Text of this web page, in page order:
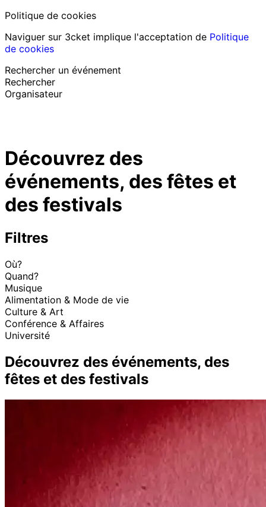
Politique de cookies
Naviguer sur 3cket implique l'acceptation de Politique
de cookies
Rechercher un événement
Rechercher
Organisateur
Assistance au participantJ’ai perdu mon billet
LoginPromouvoir événement
Découvrez des
événements, des fêtes et
des festivals
Filtres
Où?
Quand?
Musique
Alimentation & Mode de vie
Culture & Art
Conférence & Affaires
Université
Découvrez des événements, des
fêtes et des festivals